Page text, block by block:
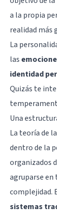
a la propia
realidad más
La
las
identidad
Quizás te
Una
La teoría de
dentro de la
organizados
agruparse en
complejidad.
sistemas